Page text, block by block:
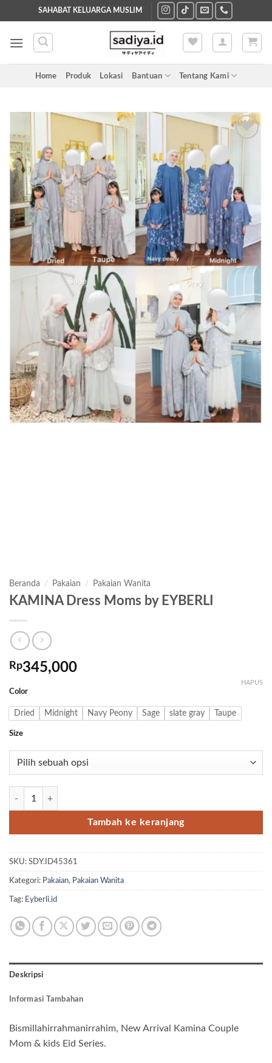
to
content
SAHABAT KELUARGA MUSLIM
Home Produk Lokasi Bantuan Tentang Kami
wishlist
Beranda / Pakaian / Pakaian Wanita
KAMINA Dress Moms by EYBERLI
Rp345,000
Color
Dried Midnight Navy Peony Sage slate gray Taupe
Size
HAPUS
Kuantitas KAMINA Dress Moms by EYBERLI
Tambah ke keranjang
SKU: SDY.ID45361
Kategori: Pakaian, Pakaian Wanita
Tag: Eyberli.id
Deskripsi
Informasi Tambahan
Bismillahirrahmanirrahim, New Arrival Kamina Couple
Mom & kids Eid Series.